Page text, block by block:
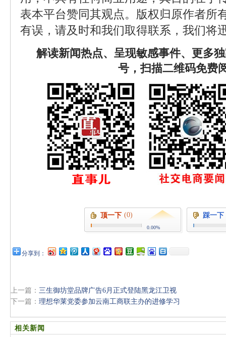
表本平台赞同其观点。版权归原作者所
有误，请及时和我们取得联系，我们将
解读新闻热点、呈现敏感事件、更多
号，扫描二维码免费
顶一下 (0)
0.00%
踩一下
分享到：
上一篇： 三生御坊堂品牌广告6月正式登陆黑龙江卫视
下一篇： 理想华莱党委参加云南工商联主办的进修学习
相关新闻